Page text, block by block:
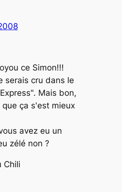
ce Simon!!!
serais cru dans le
Mais bon,
ça s'est mieux
avez eu un
zélé non ?
Chili